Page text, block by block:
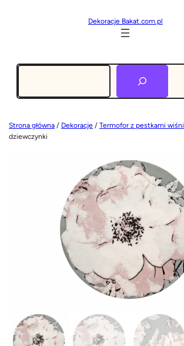
Dekoracje Bakat.com.pl
Szukaj
Strona główna / Dekoracje /Termofor z pestkami wiśni
dziewczynki